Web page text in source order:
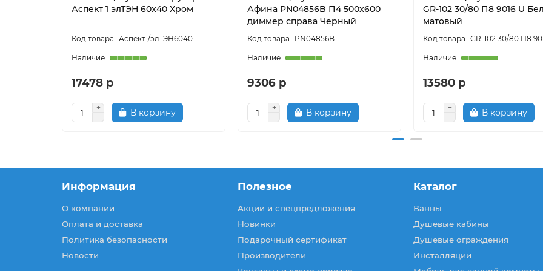
Аспект 1 элТЭН 60x40 Хром
Аспект1/элТЭН6040
17478 р
В корзину
Афина PN04856B П4 500x600
диммер справа Черный
PN04856B
9306 р
В корзину
GR-102 30/80 П8 9016 U
матовый
GR-102 30/80 П8
13580 р
В корзину
Информация
О компании
Оплата и доставка
Политика безопасности
Новости
Полезное
Акции и спецпредложения
Новинки
Подарочный сертификат
Производители
Каталог
Ванны
Душевые кабины
Душевые ограждения
Инсталляции